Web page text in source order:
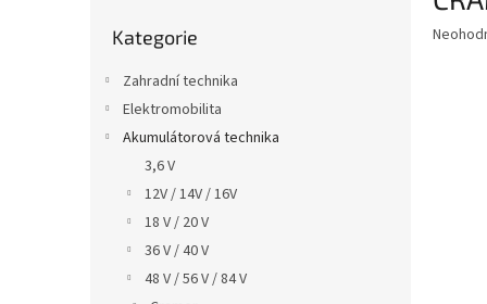
kategorie
Kategorie
Zahradní technika
Elektromobilita
Akumulátorová technika
3,6 V
12V / 14V / 16V
18 V / 20 V
36 V / 40 V
48 V / 56 V / 84 V